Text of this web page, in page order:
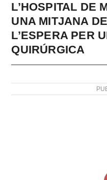
L’HOSPITAL DE
UNA MITJANA
L’ESPERA PER
QUIRÚRGICA